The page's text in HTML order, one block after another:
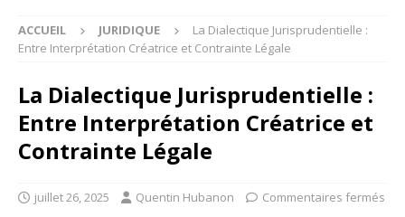
ACCUEIL JURIDIQUE
La Dialectique Jurisprudentielle :
Entre Interprétation Créatrice et Contrainte Légale
La Dialectique Jurisprudentielle :
Entre Interprétation Créatrice et
Contrainte Légale
juillet 26, 2025 Quentin Hubanon Commentaires fermés